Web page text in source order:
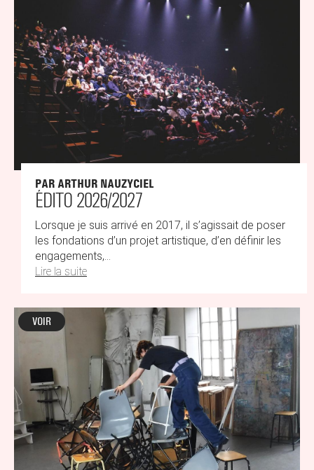
PAR ARTHUR NAUZYCIEL
ÉDITO 2026/2027
Lorsque je suis arrivé en 2017, il s’agissait de poser
les fondations d’un projet artistique, d’en définir les
engagements,...
Lire la suite
VOIR